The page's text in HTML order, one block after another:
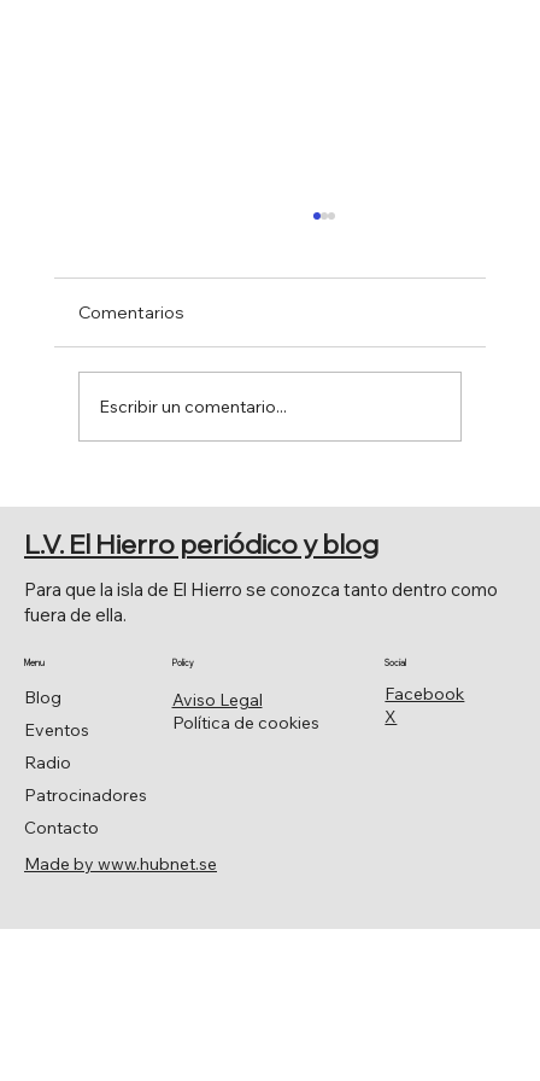
FERIA DE AGOSTO 2026
Comentarios
Escribir un comentario...
Facebook
X
Social
Aviso Legal
Política de cookies
Policy
Blog
Eventos
Radio
Patrocinadores
Contacto
Menu
Para que la isla de El Hierro se conozca tanto dentro como
fuera de ella.
L.V. El Hierro periódico y blog
Made by www.hubnet.se